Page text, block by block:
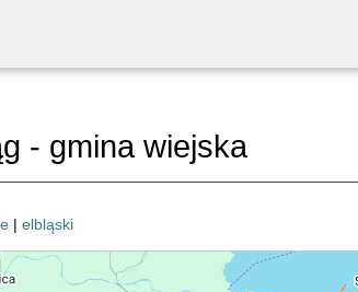
- gmina wiejska
| elbląski